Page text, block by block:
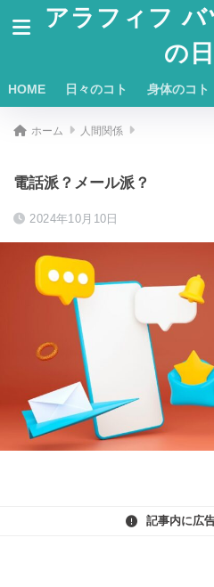
アラフィフ
の
HOME 日々のコト 身体のコト
ホーム 人間関係
電話派？メール派？
2024年10月10日
記事内に広